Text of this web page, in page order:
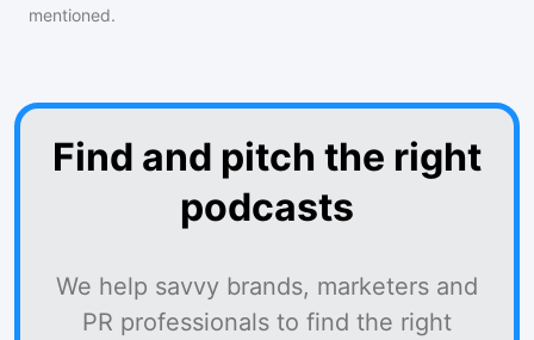
mentioned.
Find and pitch the right
podcasts
We help savvy brands, marketers and
PR professionals to find the right